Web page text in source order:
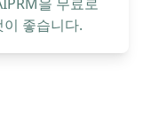
을 무료로
좋습니다.